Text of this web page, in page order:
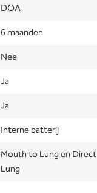
DOA
6 maanden
Nee
Ja
Ja
Interne batterij
Mouth to Lung en Direct
Lung